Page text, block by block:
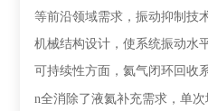
等前沿领域需求，振动抑制技
机械结构设计，使系统振动水
可持续性方面，氦气闭环回收
n全消除了液氦补充需求，单